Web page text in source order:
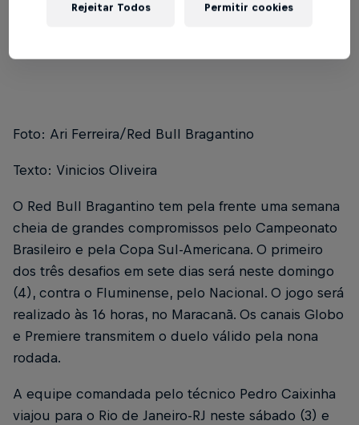
Foto: Ari Ferreira/Red Bull Bragantino
Texto: Vinicios Oliveira
O Red Bull Bragantino tem pela frente uma semana
cheia de grandes compromissos pelo Campeonato
Brasileiro e pela Copa Sul-Americana. O primeiro
dos três desafios em sete dias será neste domingo
(4), contra o Fluminense, pelo Nacional. O jogo será
realizado às 16 horas, no Maracanã. Os canais Globo
e Premiere transmitem o duelo válido pela nona
rodada.
A equipe comandada pelo técnico Pedro Caixinha
viajou para o Rio de Janeiro-RJ neste sábado (3) e
Rejeitar Todos Permitir cookies